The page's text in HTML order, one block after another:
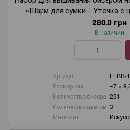
«Шарм для сумки – Уточка с
280.0 грн
В наличии
Артикул
FLBB-
Размер, см
~7 ×
Количество бисера 251
Количество цветов 3
Материал